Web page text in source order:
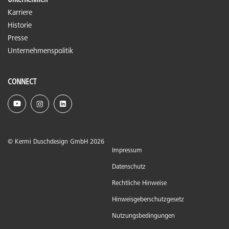
Karriere
Historie
Presse
Unternehmenspolitik
CONNECT
© Kermi Duschdesign GmbH 2026
Impressum
Datenschutz
Rechtliche Hinweise
Hinweisgeberschutzgesetz
Nutzungsbedingungen